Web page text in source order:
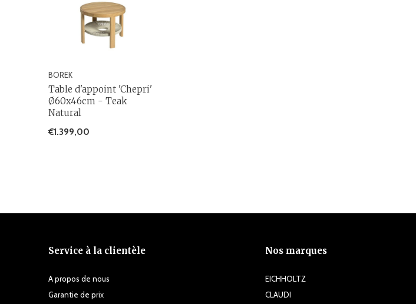
BOREK
Table d'appoint 'Chepri'
Ø60x46cm - Teak
Natural
€1.399,00
Service à la clientèle
A propos de nous
Garantie de prix
Nos marques
EICHHOLTZ
CLAUDI